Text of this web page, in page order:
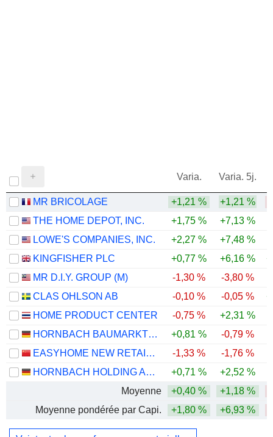
Varia. Varia. 5j.
MR BRICOLAGE +1,21 % +1,21 %
THE HOME DEPOT, INC.
+1,75 % +7,13 %
LOWE'S COMPANIES, INC.
+2,27 % +7,48 %
KINGFISHER PLC
+0,77 % +6,16 %
MR D.I.Y. GROUP (M)
-1,30 % -3,80 %
CLAS OHLSON AB
-0,10 % -0,05 %
HOME PRODUCT CENTER
-0,75 % +2,31 %
HORNBACH BAUMARKT AG
+0,81 % -0,79 %
EASYHOME NEW RETAIL GROUP CORPORATION LIMITED
-1,33 % -1,76 %
HORNBACH HOLDING AG & CO. KGAA
+0,71 % +2,52 %
Moyenne
+0,40 % +1,18 %
Moyenne pondérée par Capi.
+1,80 % +6,93 %